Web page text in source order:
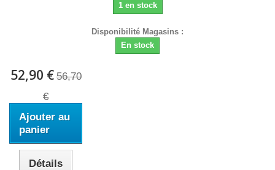
1 en stock
Disponibilité Magasins :
En stock
52,90 € 56,70
€
Ajouter au
panier
Détails